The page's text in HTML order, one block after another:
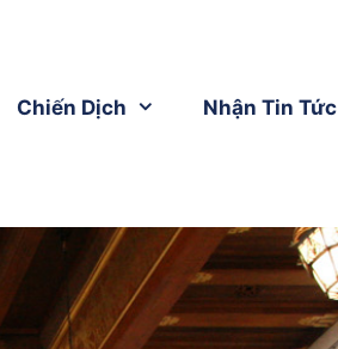
Chiến Dịch Nhận Tin Tức